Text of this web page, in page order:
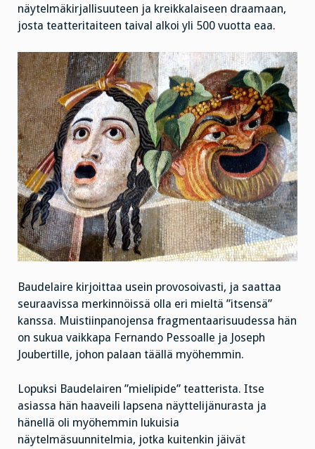
näytelmäkirjallisuuteen ja kreikkalaiseen draamaan,
josta teatteritaiteen taival alkoi yli 500 vuotta eaa.
Baudelaire kirjoittaa usein provosoivasti, ja saattaa
seuraavissa merkinnöissä olla eri mieltä ”itsensä”
kanssa. Muistiinpanojensa fragmentaarisuudessa hän
on sukua vaikkapa Fernando Pessoalle ja Joseph
Joubertille, johon palaan täällä myöhemmin.
Lopuksi Baudelairen ”mielipide” teatterista. Itse
asiassa hän haaveili lapsena näyttelijänurasta ja
hänellä oli myöhemmin lukuisia
näytelmäsuunnitelmia, jotka kuitenkin jäivät